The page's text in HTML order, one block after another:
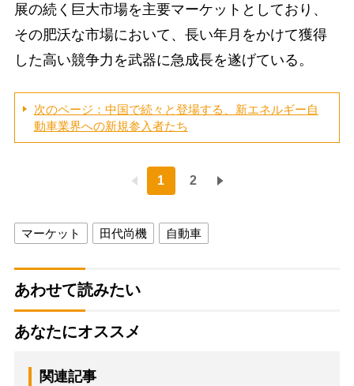
展の続く巨大市場を主要マーケットとしており、
その肥沃な市場において、長い年月をかけて獲得
した高い競争力を武器に急成長を遂げている。
次のページ：中国で続々と登場する、新エネルギー自
動車業界への新規参入者たち
1 2
マーケット 田代尚機 自動車
あわせて読みたい
あなたにオススメ
関連記事